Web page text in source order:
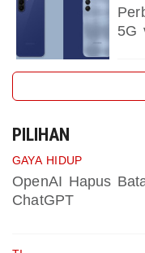
5G
PILIHAN
GAYA HIDUP
OpenAI Hapus
ChatGPT